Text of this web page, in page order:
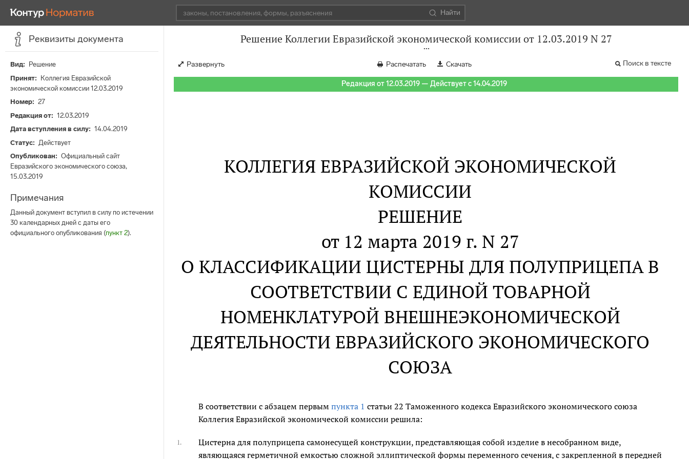
Найти
Реквизиты документа
Вид
Решение
Принят
Коллегия Евразийской
экономической комиссии 12.03.2019
Номер
27
Редакция от
12.03.2019
Дата вступления в силу
14.04.2019
Статус
Действует
Опубликован
Официальный сайт
Евразийского экономического союза,
15.03.2019
Примечания
Данный документ вступил в силу по истечении
30 календарных дней с даты его
официального опубликования (пункт 2).
Решение Коллегии Евразийской экономической комиссии от 12.03.2019 N 27
Развернуть Распечатать Скачать Поиск в тексте
Редакция от 12.03.2019 — Действует с 14.04.2019
КОЛЛЕГИЯ ЕВРАЗИЙСКОЙ ЭКОНОМИЧЕСКОЙ
КОМИССИИ
РЕШЕНИЕ
от 12 марта 2019 г. N 27
О КЛАССИФИКАЦИИ ЦИСТЕРНЫ ДЛЯ ПОЛУПРИЦЕПА В
СООТВЕТСТВИИ С ЕДИНОЙ ТОВАРНОЙ
НОМЕНКЛАТУРОЙ ВНЕШНЕЭКОНОМИЧЕСКОЙ
ДЕЯТЕЛЬНОСТИ ЕВРАЗИЙСКОГО ЭКОНОМИЧЕСКОГО
СОЮЗА
В соответствии с абзацем первымпункта 1 статьи 22 Таможенного кодекса Евразийского экономического союза
Коллегия Евразийской экономической комиссии решила:
1.
Цистерна для полуприцепа самонесущей конструкции, представляющая собой изделие в несобранном виде,
являющаяся герметичной емкостью сложной эллиптической формы переменного сечения, с закрепленной в передней